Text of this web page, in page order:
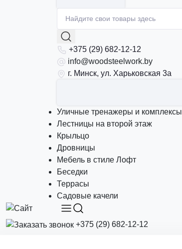
+375 (29) 682-12-12
info@woodsteelwork.by
г. Минск, ул. Харьковская 3а
Уличные тренажеры и комплексы
Лестницы на второй этаж
Крыльцо
Дровницы
Мебель в стиле Лофт
Беседки
Террасы
Садовые качели
+375 (29) 682-12-12